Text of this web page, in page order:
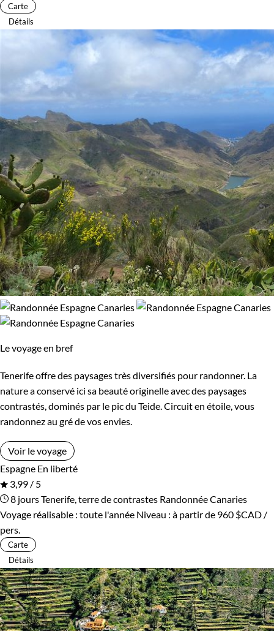
Carte
Détails
Le voyage en bref
Tenerife offre des paysages très diversifiés pour randonner. La
nature a conservé ici sa beauté originelle avec des paysages
contrastés, dominés par le pic du Teide. Circuit en étoile, vous
randonnez au gré de vos envies.
Voir le voyage
Espagne En liberté
3,99 / 5
8 joursTenerife, terre de contrastes Randonnée Canaries
Voyage réalisable : toute l'année Niveau : à partir de 960 $CAD /
pers.
Carte
Détails